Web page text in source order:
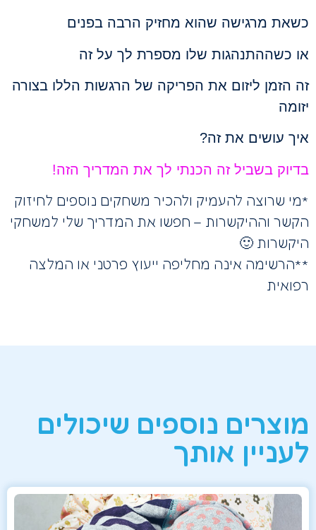
כשאת מרגישה שהוא מחזיק הרבה בפנים
או כשההתנהגות שלו מספרת לך על זה
זה הזמן ליזום את הפריקה של הרגשות הללו בצורה
יזומה
איך עושים את זה?
בדיוק בשביל זה הכנתי לך את המדריך הזה!
*מי שרוצה להעמיק ולהכיר משחקים נוספים לחיזוק
הקשר וההיקשרות – חפשו את המדריך שלי למשחקי
היקשרות 🙂
**הרשימה אינה מחליפה ייעוץ פרטני או המלצה
רפואית
מוצרים נוספים שיכולים
לעניין אותך